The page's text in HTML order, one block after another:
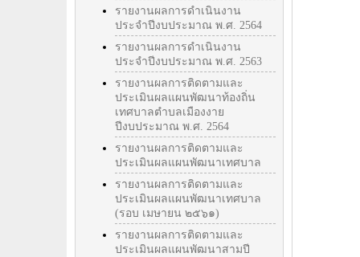
รายงานผลการดำเนินงาน
ประจำปีงบประมาณ พ.ศ. 2564
รายงานผลการดำเนินงาน
ประจำปีงบประมาณ พ.ศ. 2563
รายงานผลการติดตามและ
ประเมินผลแผนพัฒนาท้องถิ่น
เทศบาลตำบลเมืองงาย
ปีงบประมาณ พ.ศ. 2564
รายงานผลการติดตามและ
ประเมินผลแผนพัฒนาเทศบาล
รายงานผลการติดตามและ
ประเมินผลแผนพัฒนาเทศบาล
(รอบ เมษายน ๒๕๖๑)
รายงานผลการติดตามและ
ประเมินผลแผนพัฒนาสามปี